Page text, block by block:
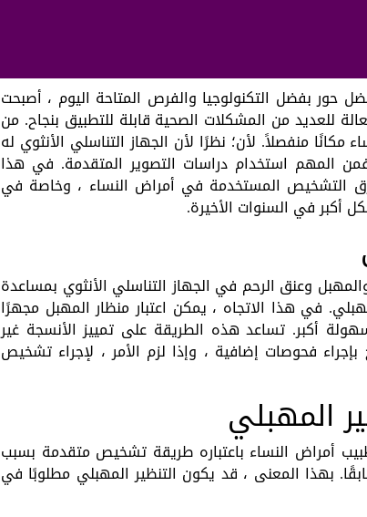
حور بفضل التكنولوجيا والفرص المتاحة اليوم ، أصبحت
للعديد من المشكلات الصحية قابلة للتطبيق بنجاح. من
منفصلاً. لأن؛ نظرًا لأن الجهاز التناسلي الأنثوي له
المهم استخدام دراسات التصوير المتقدمة. في هذا
التشخيص المستخدمة في أمراض النساء ، وخاصة في
أكبر في السنوات الأخيرة.
وعنق الرحم في الجهاز التناسلي الأنثوي بمساعدة
في هذا الاتجاه ، يمكن اعتبار منظار المهبل مجهرًا
أكبر. تساعد هذه الطريقة على تمييز الأنسجة غير
بإجراء فحوصات إضافية ، وإذا لزم الأمر ، لإجراء تشخيص
المهبلي
أمراض النساء باعتباره طريقة تشخيص متقدمة بسبب
بهذا المعنى ، قد يكون التنظير المهبلي مطلوبًا في